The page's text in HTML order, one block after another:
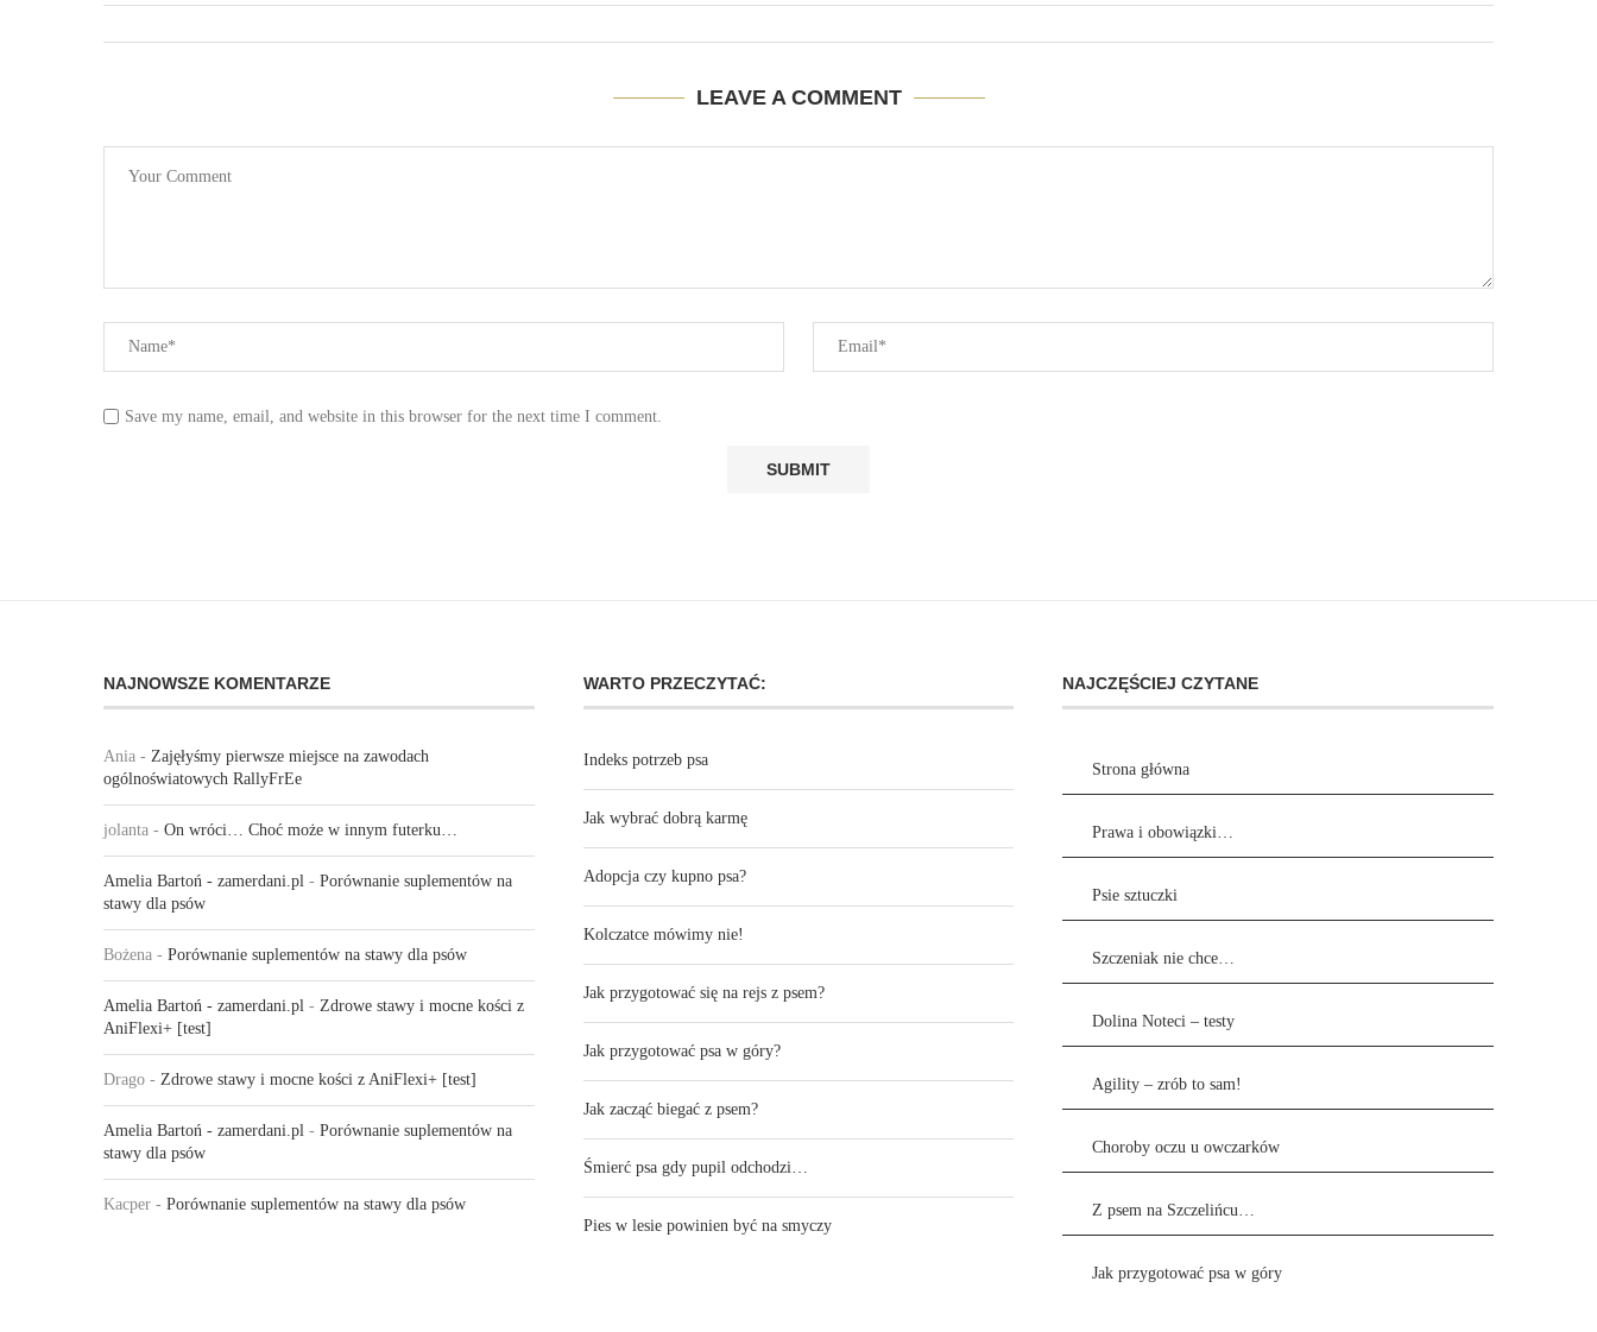
LEAVE A COMMENT
Save my name, email, and website in this browser for the next time I comment.
NAJNOWSZE KOMENTARZE
Ania - Zajęłyśmy pierwsze miejsce na zawodach
ogólnoświatowych RallyFrEe
jolanta - On wróci… Choć może w innym futerku…
Amelia Bartoń - zamerdani.pl - Porównanie suplementów na
stawy dla psów
Bożena - Porównanie suplementów na stawy dla psów
Amelia Bartoń - zamerdani.pl - Zdrowe stawy i mocne kości z
AniFlexi+ [test]
Drago - Zdrowe stawy i mocne kości z AniFlexi+ [test]
Amelia Bartoń - zamerdani.pl - Porównanie suplementów na
stawy dla psów
Kacper - Porównanie suplementów na stawy dla psów
WARTO PRZECZYTAĆ:
Indeks potrzeb psa
Jak wybrać dobrą karmę
Adopcja czy kupno psa?
Kolczatce mówimy nie!
Jak przygotować się na rejs z psem?
Jak przygotować psa w góry?
Jak zacząć biegać z psem?
Śmierć psa gdy pupil odchodzi…
Pies w lesie powinien być na smyczy
NAJCZĘŚCIEJ CZYTANE
Strona główna
Prawa i obowiązki…
Psie sztuczki
Szczeniak nie chce…
Dolina Noteci – testy
Agility – zrób to sam!
Choroby oczu u owczarków
Z psem na Szczelińcu…
Jak przygotować psa w góry